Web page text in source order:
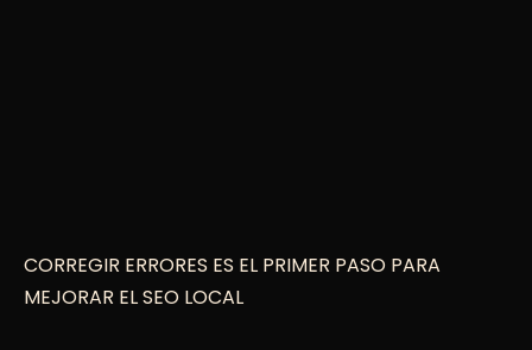
CORREGIR ERRORES ES EL PRIMER PASO PARA
MEJORAR EL SEO LOCAL